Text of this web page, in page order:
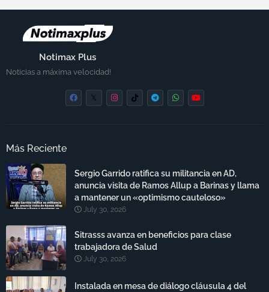
Notimax Plus
Noticias a máxima velocidad!
Más Reciente
Sergio Garrido ratifica su militancia en AD,
anuncia visita de Ramos Allup a Barinas y llama
a mantener un «optimismo cauteloso»
July 30, 2026
Sitrasss avanza en beneficios para clase
trabajadora de Salud
July 30, 2026
Instalada en mesa de diálogo cláusula 4 del